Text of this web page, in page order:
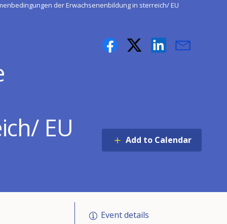
der Erwachsenenbildung in sterreich/ EU
Add to Calendar
EU
Event details